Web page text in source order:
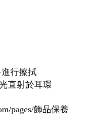
行擦拭
直射於耳環
pages/飾品保養